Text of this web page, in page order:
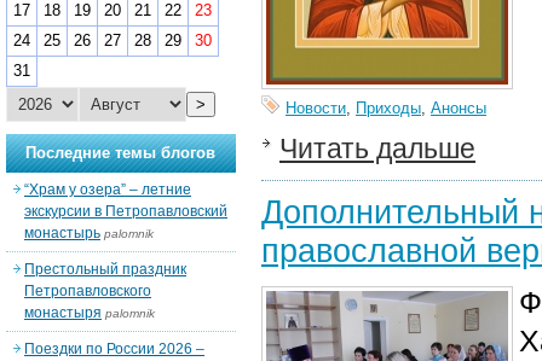
Новости, Приходы, Анонсы
Читать дальше
Дополнительный
православной
17
18 19 20 21 22
23
24
25 26 27 28 29
30
31
>
Последние темы блогов
“Храм у озера” – летние
экскурсии в Петропавловский
монастырь palomnik
Престольный праздник
Петропавловского
монастыря palomnik
Поездки по России 2026 –